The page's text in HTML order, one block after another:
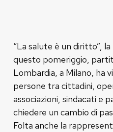
“La salute è un diritto”,
questo pomeriggio,
Lombardia, a Milano, ha
persone tra cittadini,
associazioni, sindacati e
chiedere un cambio di
Folta anche la